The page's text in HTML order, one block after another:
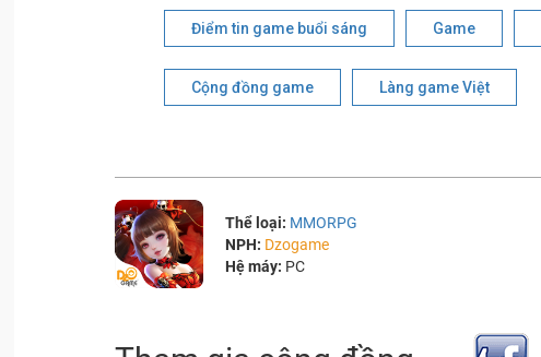
Điểm tin game buổi sáng Game
Cộng đồng game Làng game Việt
Thể loại: MMORPG
NPH: Dzogame
Hệ máy: PC